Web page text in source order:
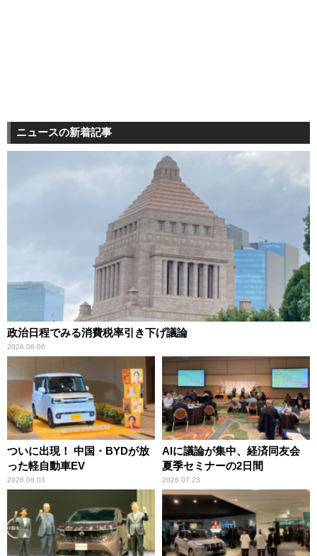
ニュースの新着記事
政治日程でみる消費税率引き下げ議論
2026.08.06
ついに出現！ 中国・BYDが放
った軽自動車EV
2026.08.03
AIに議論が集中、経済同友会
夏季セミナーの2日間
2026.07.23